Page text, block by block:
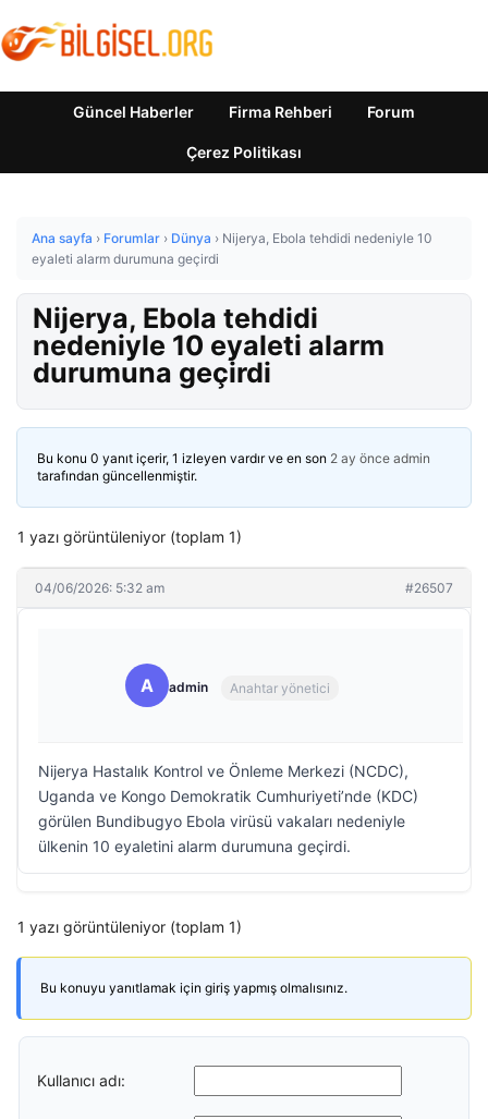
Güncel Haberler Firma Rehberi Forum
Çerez Politikası
Ana sayfa › Forumlar › Dünya › Nijerya, Ebola tehdidi nedeniyle 10
eyaleti alarm durumuna geçirdi
Nijerya, Ebola tehdidi
nedeniyle 10 eyaleti alarm
durumuna geçirdi
Bu konu 0 yanıt içerir, 1 izleyen vardır ve en son 2 ay önce admin
tarafından güncellenmiştir.
1 yazı görüntüleniyor (toplam 1)
04/06/2026: 5:32 am #26507
A admin Anahtar yönetici
Nijerya Hastalık Kontrol ve Önleme Merkezi (NCDC),
Uganda ve Kongo Demokratik Cumhuriyeti’nde (KDC)
görülen Bundibugyo Ebola virüsü vakaları nedeniyle
ülkenin 10 eyaletini alarm durumuna geçirdi.
1 yazı görüntüleniyor (toplam 1)
Bu konuyu yanıtlamak için giriş yapmış olmalısınız.
Kullanıcı adı: